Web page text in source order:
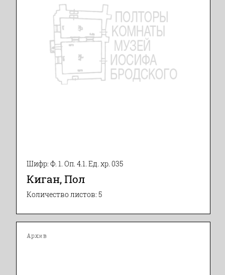
Шифр: Ф. 1. Оп. 4.1. Ед. хр. 035
Киган, Пол
Количество листов: 5
Архив